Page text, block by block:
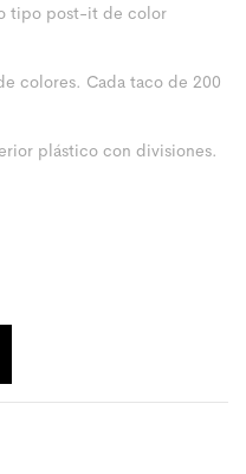
tipo post-it de color
colores. Cada taco de 200
plástico con divisiones.